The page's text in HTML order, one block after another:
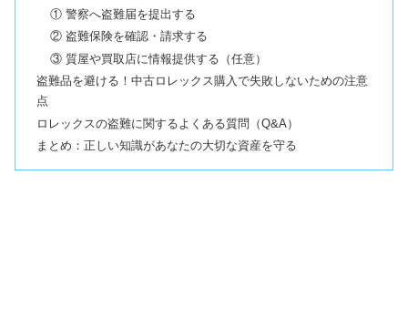
① 警察へ盗難届を提出する
② 盗難保険を確認・請求する
③ 質屋や買取店に情報提供する（任意）
盗難品を避ける！中古ロレックス購入で失敗しないための注意
点
ロレックスの盗難に関するよくある質問（Q&A）
まとめ：正しい知識があなたの大切な資産を守る